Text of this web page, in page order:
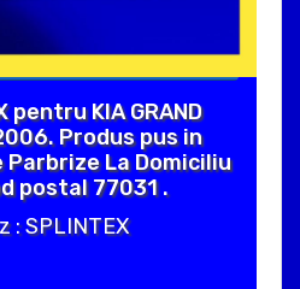
pentru KIA GRAND
Produs pus in
La Domiciliu
postal 77031 .
: SPLINTEX